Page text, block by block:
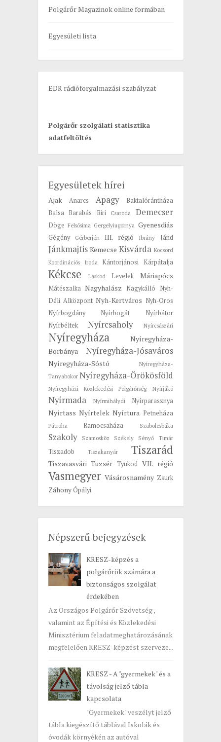
f
r
Polgárőr Magazinok online formában
Egyesületi lista
EDR rádióforgalmazási szabályzat
Polgárőr szolgálati statisztika
adatfeltöltés
Egyesületek hírei
Ajak Anarcs Apagy
Baktalórántháza
Balsa
Barabás Biri Csaroda Demecser
Döge Felsősima Gergelyiugornya Gyenesdiás
Gégény Gérberjén III. régió Ibrány Jánd
Jánkmajtis Kemecse Kisvárda Kocsord
Koordinációs Iroda
Kántorjánosi Kárpátalja
Kékcse Laskod Levelek Máriapócs
Mátészalka Nagyhalász Nagykálló
Nyh-
Déli Alközpont Nyh-Kertváros Nyh-Oros
Nyírbogdány
Nyírbogát
Nyírbátor
Nyírbéltek
Nyírcsaholy Nyírcsászári
Nyíregyháza
Nyíregyháza-
Borbánya
Nyíregyháza-Jósaváros
Nyíregyháza-Sóstó
Nyíregyháza-
Tanyabokor Nyíregyháza-Örökösföld
Nyíregyházi Közlekedési Polgárőrség Nyírjákó
Nyírmada Nyírmihálydi Nyírparasznya
Nyírtass Nyírtelek Nyírtura Petneháza
Pátroha Ramocsaháza Szabolcsbáka
Szakoly Szamosköz Székely Sényő Timár
Tiszadob Tiszakanyár Tiszarád
Tiszavasvári Tuzsér Tyukod VII. régió
Vasmegyer Vásárosnamény Zsurk
Záhony Ópályi
Népszerű bejegyzések
KRESZ-képzés a
polgárőrök számára a
biztonságos szolgálat
érdekében
Az Országos Polgárőr Szövetség ,
valamint az Építési és Közlekedési
Minisztérium feladatmeghatározásának
megfelelően KRESZ-képzést szerveze...
KRESZ - A "gyermekek" és a
távolság jelző tábla
kapcsolata
"Gyermekek" veszélyt jelző
tábla kiegészítő táblával Iskolák és
óvodák környékén az autóval